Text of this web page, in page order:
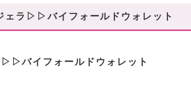
ェラ▷▷バイフォールドウォレット
バイフォールドウォレット